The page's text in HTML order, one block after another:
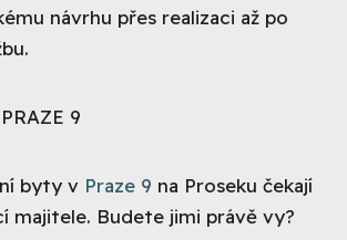
návrhu přes realizaci až po
9
byty v Praze 9 na Proseku čekají
majitele. Budete jimi právě vy?